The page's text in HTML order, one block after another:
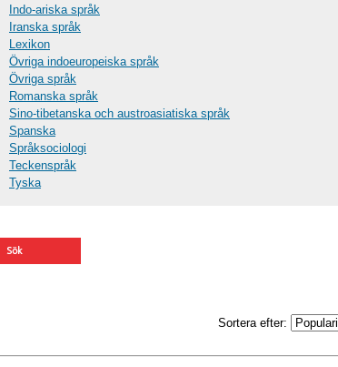
Indo-ariska språk
Iranska språk
Lexikon
Övriga indoeuropeiska språk
Övriga språk
Romanska språk
Sino-tibetanska och austroasiatiska språk
Spanska
Språksociologi
Teckenspråk
Tyska
Sortera efter: